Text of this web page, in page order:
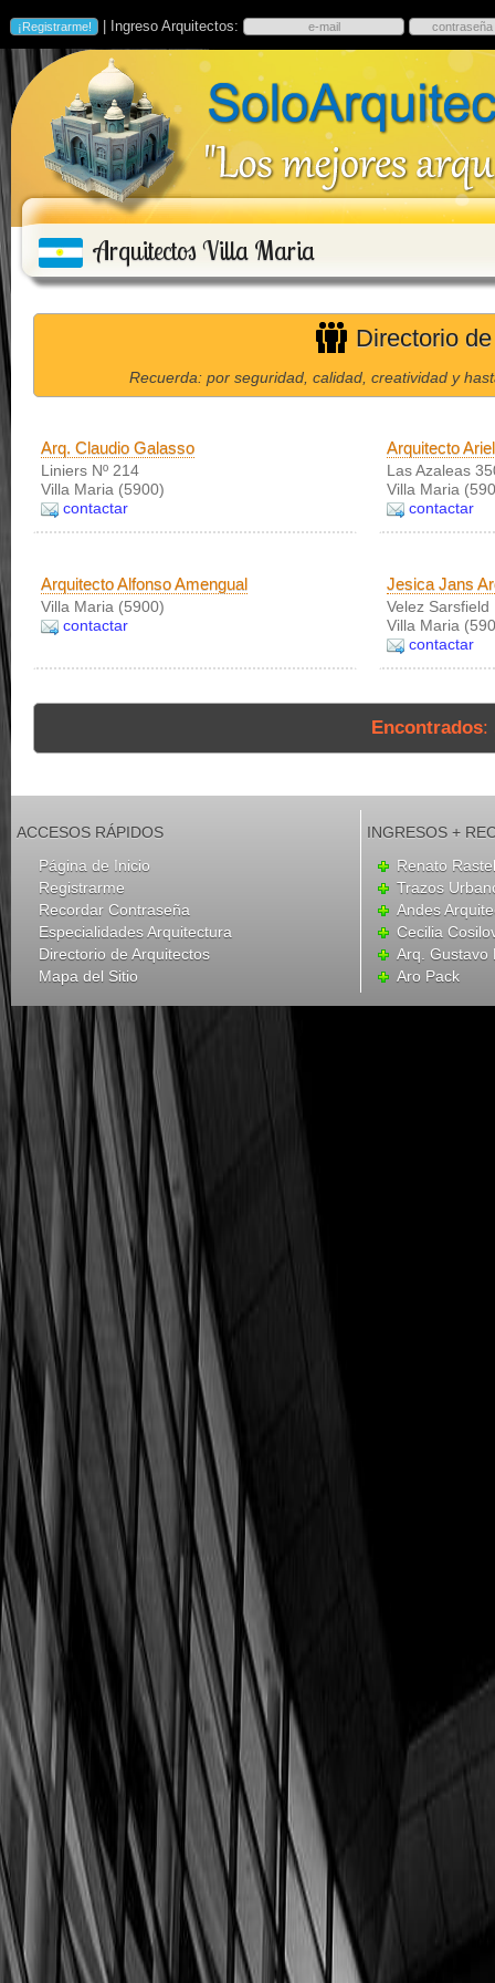
| Ingreso Arquitectos:
Arquitectos Villa Maria
Directorio
Recuerda: por seguridad, calidad, creatividad y
Arq. Claudio Galasso
Liniers Nº 214
Villa Maria (5900)
contactar
Arquitecto
Las Azaleas
Villa Maria
contactar
Arquitecto Alfonso Amengual
Villa Maria (5900)
contactar
Jesica Jans
Velez Sarsfield
Villa Maria
contactar
Encontrados:
ACCESOS RÁPIDOS
Página de Inicio
Registrarme
Recordar Contraseña
Especialidades Arquitectura
Directorio de Arquitectos
Mapa del Sitio
INGRESOS +
Renato
Trazos
Andes
Cecilia
Arq. Gustavo
Aro Pack